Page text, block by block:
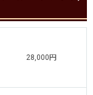
28,000円